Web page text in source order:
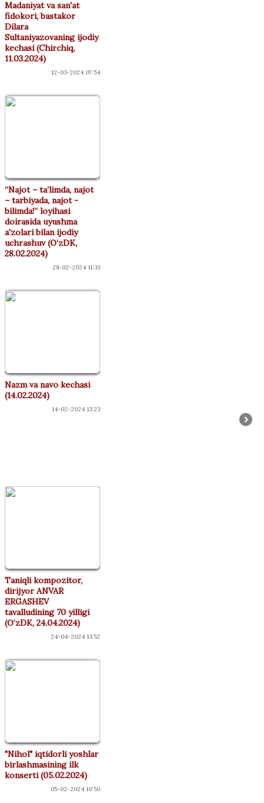
Madaniyat va san'at
fidokori, bastakor
Dilara
Sultaniyazovaning ijodiy
kechasi (Chirchiq,
11.03.2024)
12-03-2024 07:54
“Najot – ta’limda, najot
– tarbiyada, najot -
bilimda!” loyihasi
doirasida uyushma
a'zolari bilan ijodiy
uchrashuv (O‘zDK,
28.02.2024)
28-02-2024 11:33
Nazm va navo kechasi
(14.02.2024)
14-02-2024 13:23
Taniqli kompozitor,
dirijyor ANVAR
ERGASHEV
tavalludining 70 yilligi
(O‘zDK, 24.04.2024)
24-04-2024 13:52
"Nihol" iqtidorli yoshlar
birlashmasining ilk
konserti (05.02.2024)
05-02-2024 10:50